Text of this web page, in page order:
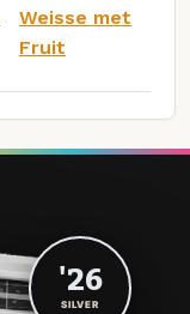
Weisse met
Fruit
'26
SILVER